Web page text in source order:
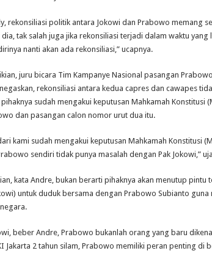
rekonsiliasi politik antara Jokowi dan Prabowo memang
dia, tak salah juga jika rekonsiliasi terjadi dalam waktu yang
nanti akan ada rekonsiliasi,” ucapnya.
juru bicara Tim Kampanye Nasional pasangan
rekonsiliasi antara kedua capres dan cawapes
sudah mengakui keputusan Mahkamah Konstitusi
dan pasangan calon nomor urut dua itu.
kami sudah mengakui keputusan Mahkamah Konstitusi
sendiri tidak punya masalah dengan Pak Jokowi,”
kata Andre, bukan berarti pihaknya akan menutup pintu
untuk duduk bersama dengan Prabowo Subianto guna
beber Andre, Prabowo bukanlah orang yang baru
Jakarta 2 tahun silam, Prabowo memiliki peran penting di